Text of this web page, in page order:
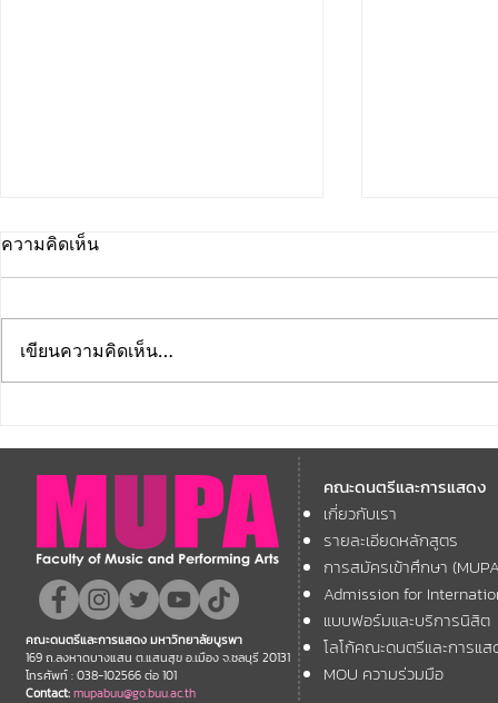
"พี่มอส ภาณุพงศ์" จากหลักสูตร
การจัดการผลิตสื่อและ
วัฒนธรรมสร้างสรรค์ ม.บูรพา
สู่โลกภาพยนตร์
Artist 2D
'ออกแบบเพื่
แชร์สกิลที่ใ
ความคิดเห็น
เขียนความคิดเห็น…
คณะดนตรีและการแสดง
เกี่ยวกับเรา
รายละเอียดหลักสูตร
การสมัครเข้าศึกษา
Admission for
แบบฟอร์มและบริการนิสิต
โลโก้คณะดนตรีและการแส
MOU ความร่วมมือ
คณะดนตรีและการแสดง มหาวิทยาลัยบูรพา
169 ถ.ลงหาดบางแสน ต.แสนสุข อ.เมือง จ.ชลบุรี 20131
โทรศัพท์ : 038-102566 ต่อ 101
Contact:mupabuu@go.buu.ac.th